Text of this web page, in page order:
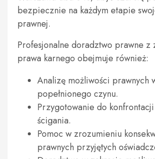
bezpiecznie na każdym etapie
prawnej.
Profesjonalne doradztwo prawne z
prawa karnego obejmuje również:
Analizę możliwości prawnych
popełnionego czynu.
Przygotowanie do
ścigania.
Pomoc w zrozumieniu
prawnych przyjętych